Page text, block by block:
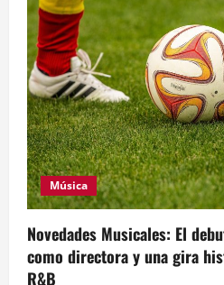
Música
Novedades Musicales: El
como directora y una gira
R&B